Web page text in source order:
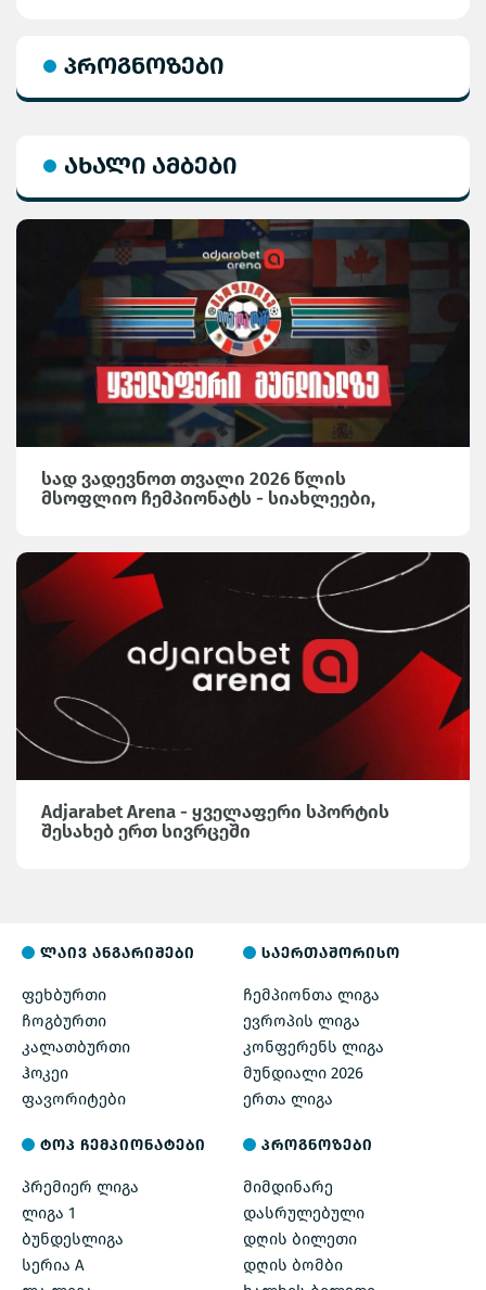
პროგნოზები
ახალი ამბები
სად ვადევნოთ თვალი 2026 წლის
მსოფლიო ჩემპიონატს - სიახლეები,
Adjarabet Arena - ყველაფერი სპორტის
შესახებ ერთ სივრცეში
ლაივ ანგარიშები
ფეხბურთი
ჩოგბურთი
კალათბურთი
ჰოკეი
ფავორიტები
საერთაშორისო
ჩემპიონთა ლიგა
ევროპის ლიგა
კონფერენს ლიგა
მუნდიალი 2026
ერთა ლიგა
ტოპ ჩემპიონატები
პრემიერ ლიგა
ლიგა 1
ბუნდესლიგა
სერია A
პროგნოზები
მიმდინარე
დასრულებული
დღის ბილეთი
დღის ბომბი